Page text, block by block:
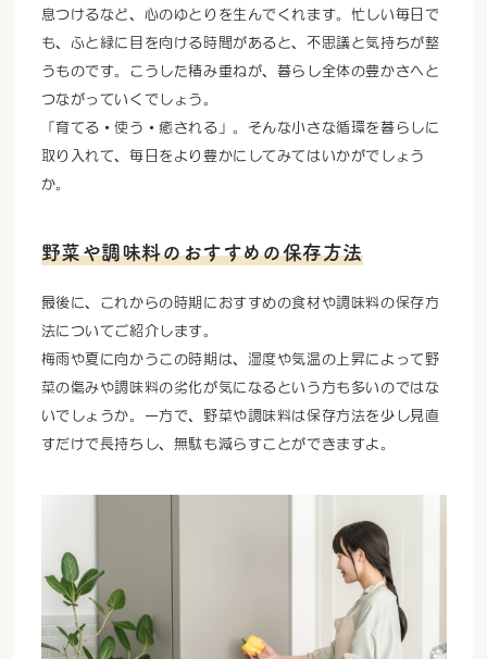
息つけるなど、心のゆとりを生んでくれます。忙しい毎日で
も、ふと緑に目を向ける時間があると、不思議と気持ちが整
うものです。こうした積み重ねが、暮らし全体の豊かさへと
つながっていくでしょう。
「育てる・使う・癒される」。そんな小さな循環を暮らしに
取り入れて、毎日をより豊かにしてみてはいかがでしょう
か。
野菜や調味料のおすすめの保存方法
最後に、これからの時期におすすめの食材や調味料の保存方
法についてご紹介します。
梅雨や夏に向かうこの時期は、湿度や気温の上昇によって野
菜の傷みや調味料の劣化が気になるという方も多いのではな
いでしょうか。一方で、野菜や調味料は保存方法を少し見直
すだけで長持ちし、無駄も減らすことができますよ。